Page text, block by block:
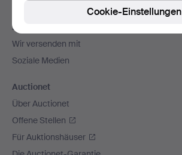
Zahlungsweisen
Wir versenden mit
Soziale Medien
Auctionet
Über Auctionet
Offene Stellen
Für Auktionshäuser
Cookie-Einstellungen